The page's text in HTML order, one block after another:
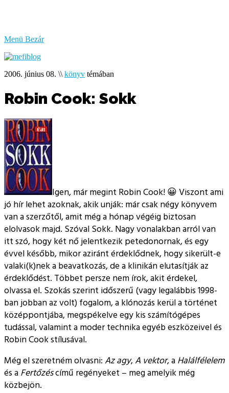
Menü Bezár
2006. június 08. \\ könyv témában
Robin Cook: Sokk
Igen, már megint Robin Cook! 😀 Viszont ami
jó hír lehet azoknak, akik unják: már csak négy könyvem
van a szerzőtől, amit még a hónap végéig biztosan
elolvasok majd. Szóval Sokk. Nagy vonalakban arról van
itt szó, hogy két nő jelentkezik petedonornak, és egy
évvel később, mikor aziránt érdeklődnek, hogy sikerült-e
valaki(k)nek a beavatkozás, de a klinikán elutasítják az
érdeklődést. Többet persze nem írok, akit érdekel,
olvassa el. Szokás szerint időszerű (vagy legalábbis 1998-
ban jobban az volt) fogalom, a klónozás kerül a történet
középpontjába, megspékelve egy kis számítógépes
tudással, valamint a moder technika egyéb eszközeivel és
Robin Cook stílusával.
Még el szeretném olvasni: Az agy,A vektor, a Halálfélelem
és a Fertőzéscímű regényeket – meg amelyik még
közbejön.